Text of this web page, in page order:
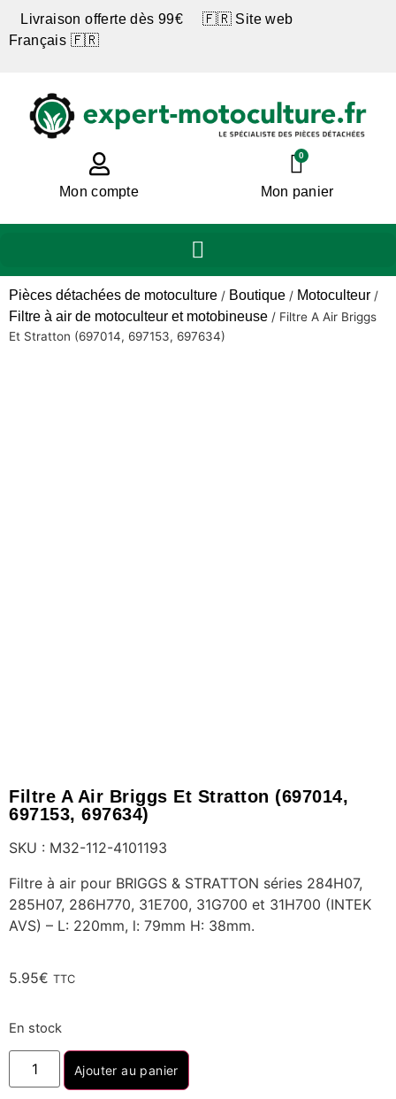
Livraison offerte dès 99€ 🇫🇷 Site web
Français 🇫🇷
Mon compte
0
Mon panier
Pièces détachées de motoculture / Boutique / Motoculteur /
Filtre à air de motoculteur et motobineuse / Filtre A Air Briggs
Et Stratton (697014, 697153, 697634)
Filtre A Air Briggs Et Stratton (697014,
697153, 697634)
SKU : M32-112-4101193
Filtre à air pour BRIGGS & STRATTON séries 284H07,
285H07, 286H770, 31E700, 31G700 et 31H700 (INTEK
AVS) – L: 220mm, l: 79mm H: 38mm.
5.95€ TTC
En stock
Ajouter au panier